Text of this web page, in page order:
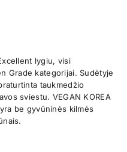
lygiu, visi
Grade kategorijai. Sudėtyje
taukmedžio
sviestu. VEGAN KOREA
be gyvūninės kilmės